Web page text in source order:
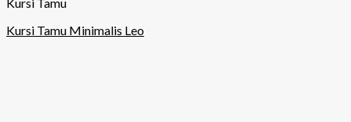
Kursi Tamu Minimalis Leo